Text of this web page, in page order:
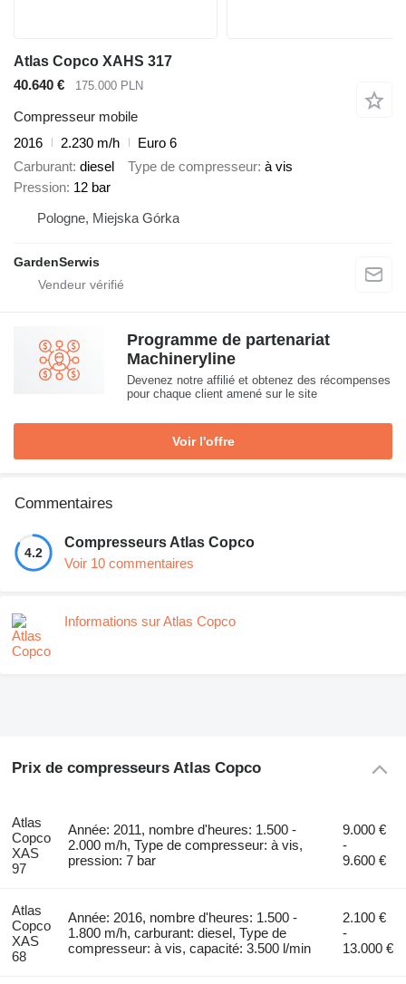
Atlas Copco XAHS 317
40.640 €
175.000 PLN
Compresseur mobile
2016
2.230 m/h
Euro 6
Carburant diesel Type de compresseur à vis
Pression 12 bar
Pologne, Miejska Górka
GardenSerwis
Programme de partenariat
Machineryline
Devenez notre affilié et obtenez des récompenses
pour chaque client amené sur le site
Voir l'offre
Commentaires
4.2
Compresseurs Atlas Copco
Voir 10 commentaires
Informations sur Atlas Copco
Prix de compresseurs Atlas Copco
Atlas
Copco
XAS
97
Année: 2011, nombre d'heures: 1.500 -
2.000 m/h, Type de compresseur: à vis,
pression: 7 bar
9.000 €
-
9.600 €
Atlas
Copco
XAS
68
Année: 2016, nombre d'heures: 1.500 -
1.800 m/h, carburant: diesel, Type de
compresseur: à vis, capacité: 3.500 l/min
2.100 €
-
13.000 €